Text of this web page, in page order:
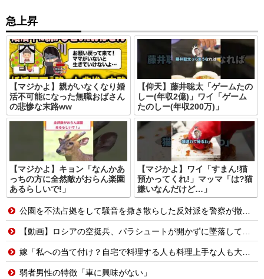
急上昇
【マジかよ】親がいなくなり婚
活不可能になった無職おばさん
の悲惨な末路ww
【仰天】藤井聡太「ゲームたの
しー(年収2億)」ワイ「ゲーム
たのしー(年収200万)」
【マジかよ】キョン「なんかあ
っちの方に全然敵がおらん楽園
あるらしいで!」
【マジかよ】ワイ「すまん!猫
預かってくれ!」マッマ「は?猫
嫌いなんだけど…」
公園を不法占拠をして騒音を撒き散らした反対派を警察が撤去しました！
【動画】ロシアの空挺兵、パラシュートが開かずに墜落してしまう。
嫁「私への当て付け？自宅で料理する人も料理上手な人も大っっ嫌い！」嫁が料理嫌いで育児大変だから時間ある時は俺が料理する、片付けまで全部やるって言うと嫁がヒスって困る
弱者男性の特徴「車に興味がない」